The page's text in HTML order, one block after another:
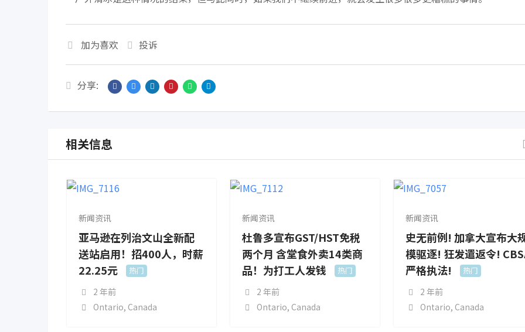
加为喜欢 投诉
分享:
相关信息
新闻资讯
亚马逊在列治文山全新配
送站启用！招400人，时薪
22.25元
热门
2 年前
Ontario, Canada
新闻资讯
杜鲁多宣布GST/HST免税
两个月 含堂食外卖14类商
品！为打工人发钱
热门
2 年前
Ontario, Canada
新闻资讯
史无前例! 加拿大宣布大
模驱逐! 狂发遣返令!
严格执法!
热门
2 年前
Ontario, Canada